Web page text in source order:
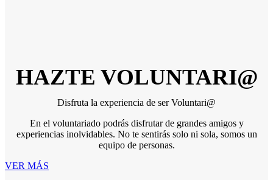
HAZTE VOLUNTARI@
Disfruta la experiencia de ser Voluntari@
En el voluntariado podrás disfrutar de grandes amigos y
experiencias inolvidables. No te sentirás solo ni sola, somos un
equipo de personas.
VER MÁS